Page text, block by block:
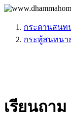
กระดานสนท
กระทู้สนทนา
เรียนถา